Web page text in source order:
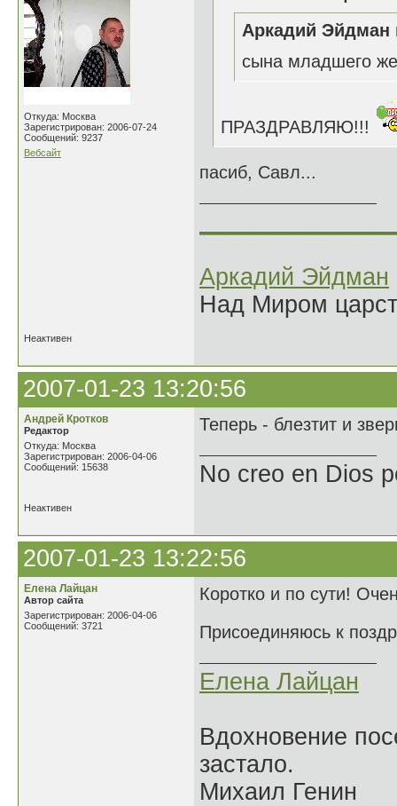
Откуда: Москва
Зарегистрирован: 2006-07-24
Сообщений: 9237
Вебсайт
Аркадий Эйдман
сына младшего
ПРАЗДРАВЛЯЮ!!!
пасиб, Савл...
Аркадий Эйдман
Над Миром
Неактивен
2007-01-23 13:20:56
Андрей Кротков
Редактор
Откуда: Москва
Зарегистрирован: 2006-04-06
Сообщений: 15638
Теперь - блезтит и
No creo en Dios
Неактивен
2007-01-23 13:22:56
Елена Лайцан
Автор сайта
Зарегистрирован: 2006-04-06
Сообщений: 3721
Коротко и по сути!
Присоединяюсь к
Елена Лайцан
Вдохновение
застало.
Михаил Генин